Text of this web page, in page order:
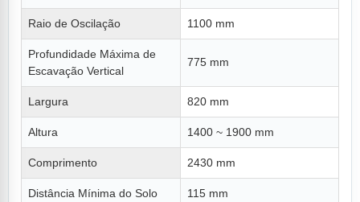
Raio de Oscilação 1100 mm
Profundidade Máxima de
Escavação Vertical
775 mm
Largura 820 mm
Altura 1400 ~ 1900 mm
Comprimento 2430 mm
Distância Mínima do Solo 115 mm